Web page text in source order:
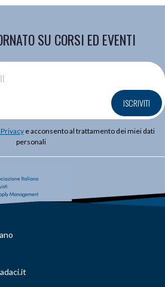
SU CORSI ED EVENTI
ISCRIVITI
e acconsento al trattamento dei miei dati
personali